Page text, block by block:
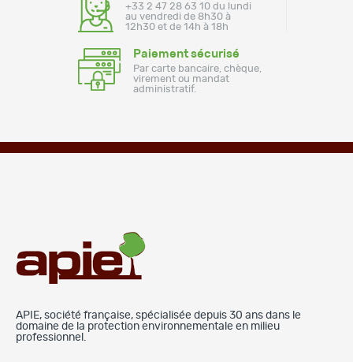
+33 2 47 28 63 10 du lundi
au vendredi de 8h30 à
12h30 et de 14h à 18h
Paiement sécurisé
Par carte bancaire, chèque,
virement ou mandat
administratif.
APIE, société française, spécialisée depuis 30 ans dans le
domaine de la protection environnementale en milieu
professionnel.